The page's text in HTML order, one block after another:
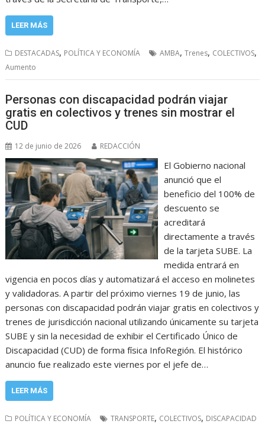
LEER MÁS
DESTACADAS, POLÍTICA Y ECONOMÍA AMBA,Trenes, COLECTIVOS,
Aumento
Personas con discapacidad podrán viajar
gratis en colectivos y trenes sin mostrar el
CUD
12 de junio de 2026 REDACCIÓN
El Gobierno nacional
anunció que el
beneficio del 100% de
descuento se
acreditará
directamente a través
de la tarjeta SUBE. La
medida entrará en
vigencia en pocos días y automatizará el acceso en molinetes
y validadoras. A partir del próximo viernes 19 de junio, las
personas con discapacidad podrán viajar gratis en colectivos y
trenes de jurisdicción nacional utilizando únicamente su tarjeta
SUBE y sin la necesidad de exhibir el Certificado Único de
Discapacidad (CUD) de forma física InfoRegión. El histórico
anuncio fue realizado este viernes por el jefe de…
LEER MÁS
POLÍTICA Y ECONOMÍA TRANSPORTE, COLECTIVOS, DISCAPACIDAD